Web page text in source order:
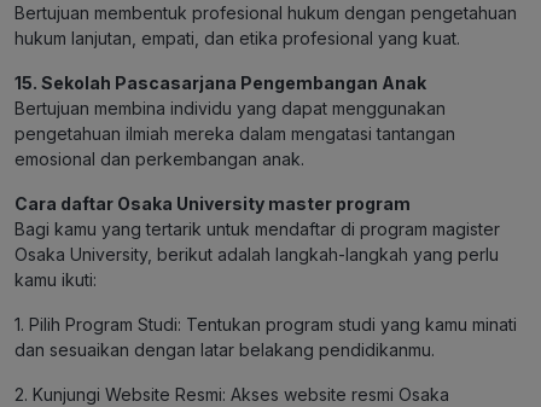
Bertujuan membentuk profesional hukum dengan pengetahuan
hukum lanjutan, empati, dan etika profesional yang kuat.
15. Sekolah Pascasarjana Pengembangan Anak
Bertujuan membina individu yang dapat menggunakan
pengetahuan ilmiah mereka dalam mengatasi tantangan
emosional dan perkembangan anak.
Cara daftar Osaka University master program
Bagi kamu yang tertarik untuk mendaftar di program magister
Osaka University, berikut adalah langkah-langkah yang perlu
kamu ikuti:
1. Pilih Program Studi: Tentukan program studi yang kamu minati
dan sesuaikan dengan latar belakang pendidikanmu.
2. Kunjungi Website Resmi: Akses website resmi Osaka